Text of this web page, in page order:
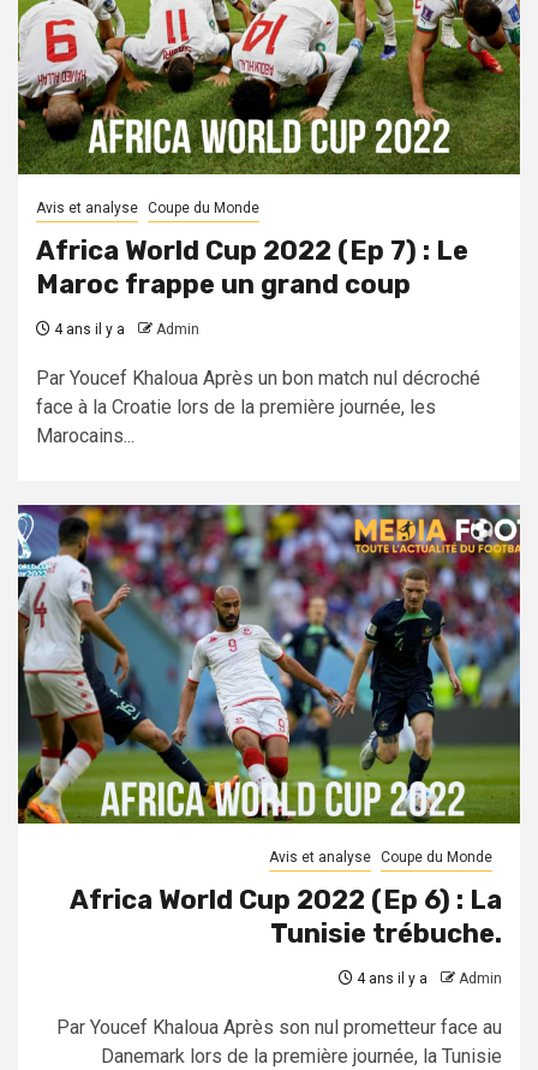
Avis et analyse Coupe du Monde
Africa World Cup 2022 (Ep 7) : Le
Maroc frappe un grand coup
4 ans il y a Admin
Par Youcef Khaloua Après un bon match nul décroché
face à la Croatie lors de la première journée, les
Marocains...
Avis et analyse Coupe du Monde
Africa World Cup 2022 (Ep 6) : La
Tunisie trébuche.
4 ans il y a Admin
Par Youcef Khaloua Après son nul prometteur face au
Danemark lors de la première journée, la Tunisie